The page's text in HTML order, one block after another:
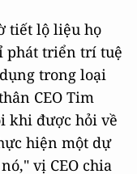
tiết lộ liệu họ
phát triển trí tuệ
trong loại
CEO Tim
khi được hỏi về
hiện một dự
vị CEO chia